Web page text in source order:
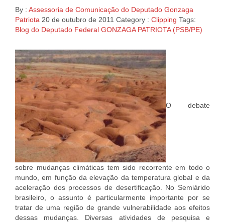
By : Assessoria de Comunicação do Deputado Gonzaga
Patriota 20 de outubro de 2011 Category : Clipping Tags:
Blog do Deputado Federal GONZAGA PATRIOTA (PSB/PE)
O debate
sobre mudanças climáticas tem sido recorrente em todo o
mundo, em função da elevação da temperatura global e da
aceleração dos processos de desertificação. No Semiárido
brasileiro, o assunto é particularmente importante por se
tratar de uma região de grande vulnerabilidade aos efeitos
dessas mudanças. Diversas atividades de pesquisa e